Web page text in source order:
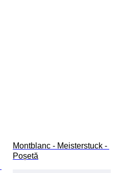
Montblanc - Meisterstuck -
Poșetă